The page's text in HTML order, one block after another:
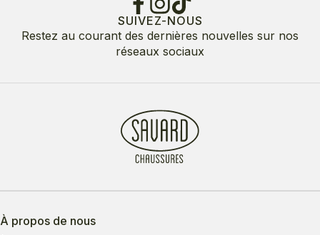
SUIVEZ-NOUS
Restez au courant des dernières nouvelles sur nos
réseaux sociaux
À propos de nous